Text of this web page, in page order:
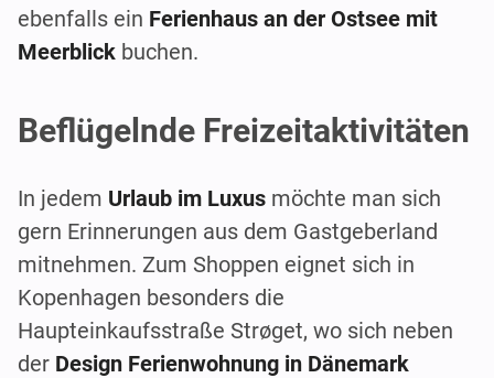
ebenfalls ein Ferienhaus an der Ostsee mit
Meerblick buchen.
Beflügelnde Freizeitaktivitäten
In jedem Urlaub im Luxus möchte man sich
gern Erinnerungen aus dem Gastgeberland
mitnehmen. Zum Shoppen eignet sich in
Kopenhagen besonders die
Haupteinkaufsstraße Strøget, wo sich neben
der Design Ferienwohnung in Dänemark